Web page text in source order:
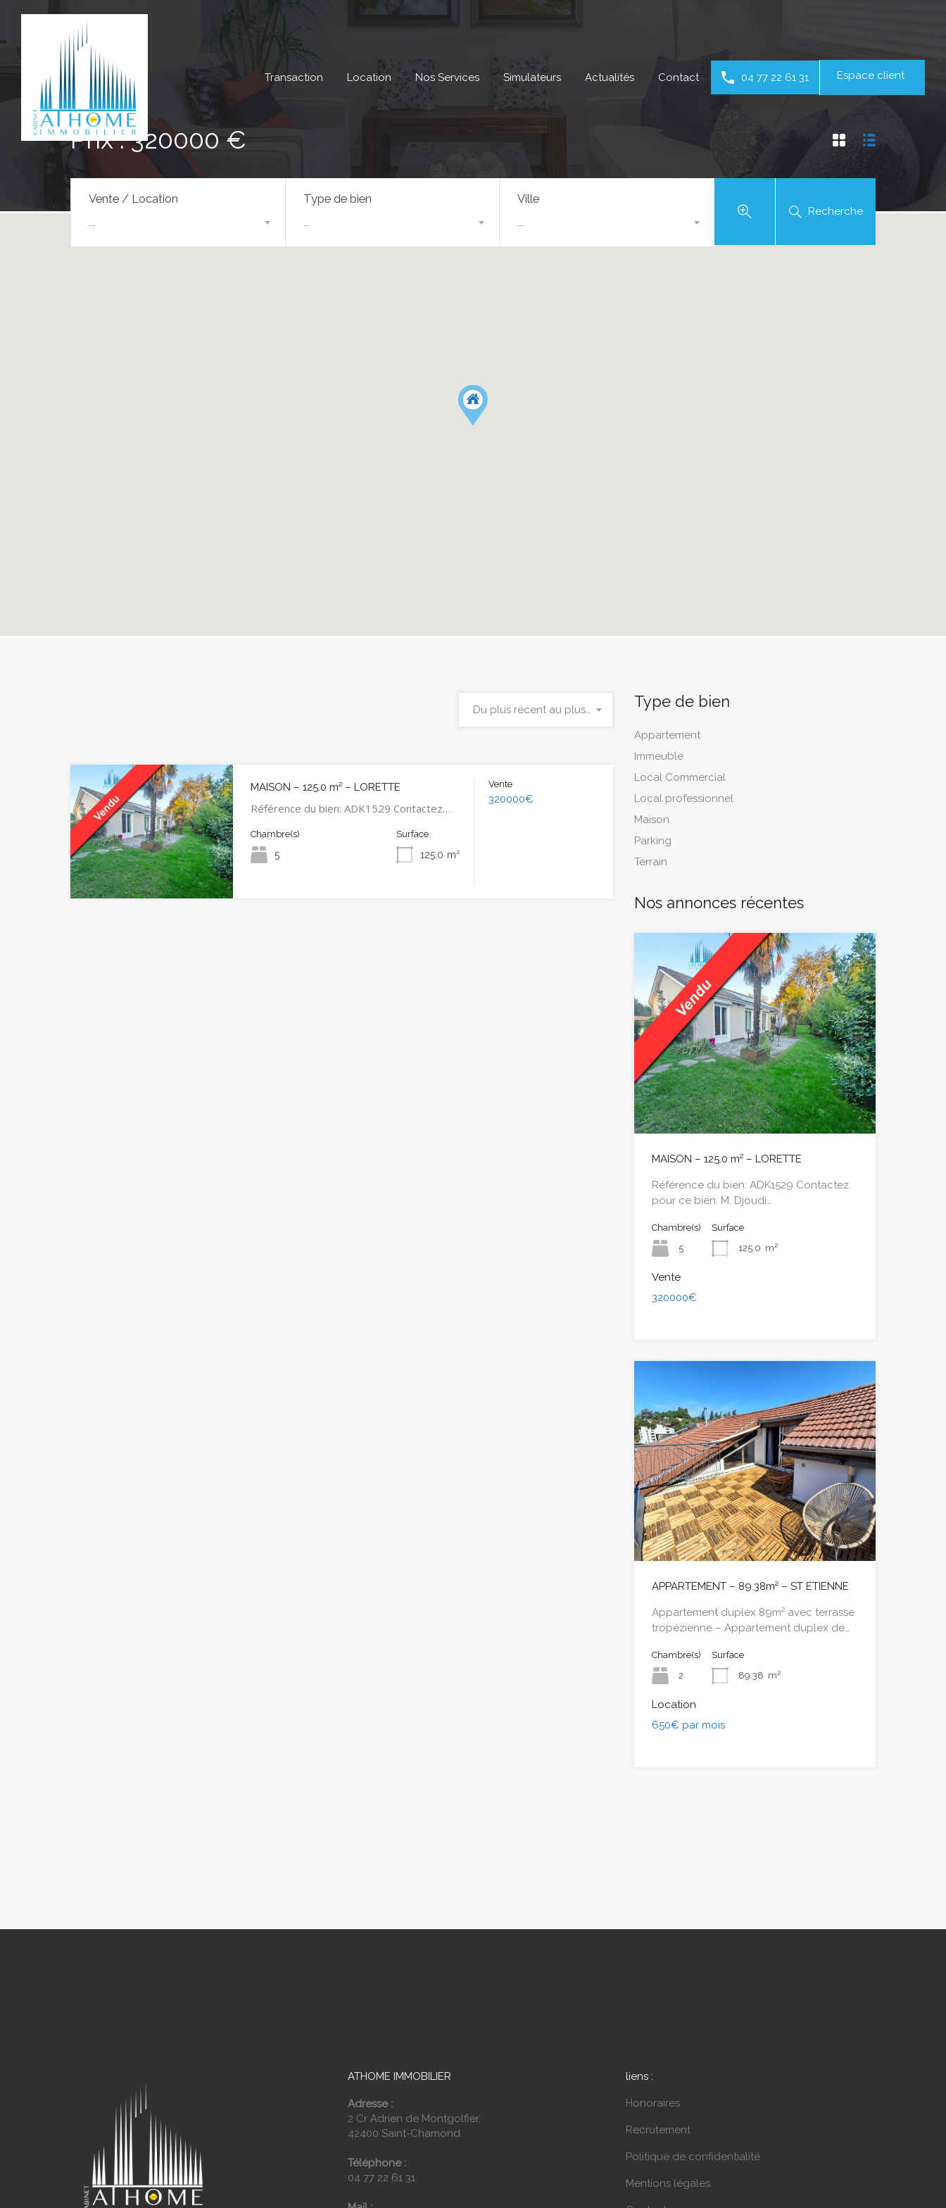
Transaction Location Nos Services Simulateurs Actualités Contact 04 77 22 61 31 Espace client
Prix : 320000 €
Vente / Location Type de bien Ville
Recherche
Du plus récent au plus ancien
MAISON – 125.0 m² – LORETTE
Référence du bien: ADK1529 Contactez…
Chambre(s)
5
Surface
125.0 m²
Vente
320000€
Type de bien
Appartement
Immeuble
Local Commercial
Local professionnel
Maison
Parking
Terrain
Nos annonces récentes
MAISON – 125.0 m² – LORETTE
Référence du bien: ADK1529 Contactez
pour ce bien: M. Djoudi…
Chambre(s)
5
Surface
125.0 m²
Vente
320000€
APPARTEMENT – 89.38m² – ST ETIENNE
Appartement duplex 89m² avec terrasse
tropézienne – Appartement duplex de…
Chambre(s)
2
Surface
89.38 m²
Location
650€ par mois
ATHOME IMMOBILIER
Adresse :
2 Cr Adrien de Montgolfier,
42400 Saint-Chamond
Téléphone :
04 77 22 61 31
liens :
Honoraires
Recrutement
Politique de confidentialité
Mentions légales